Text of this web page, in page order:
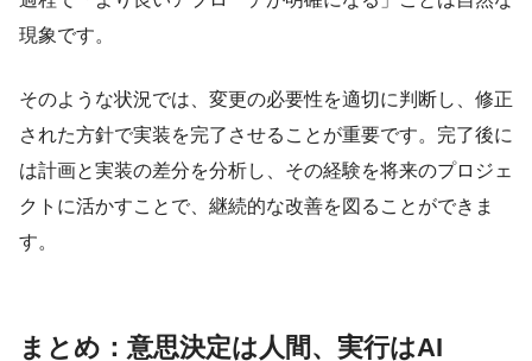
現象です。
そのような状況では、変更の必要性を適切に判断し、修正
された方針で実装を完了させることが重要です。完了後に
は計画と実装の差分を分析し、その経験を将来のプロジェ
クトに活かすことで、継続的な改善を図ることができま
す。
まとめ：意思決定は人間、実行はAI